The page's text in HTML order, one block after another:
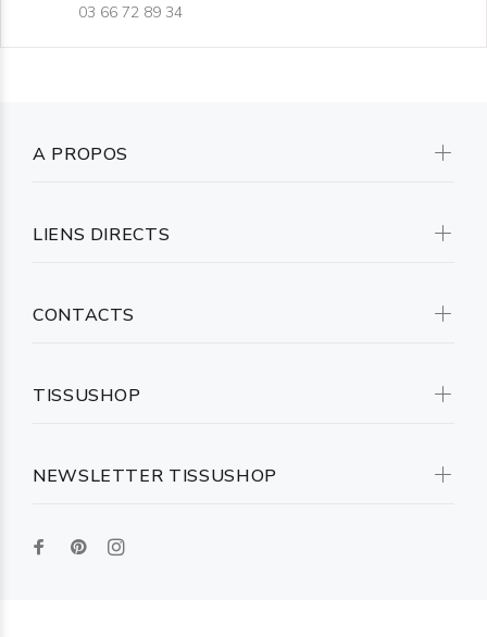
03 66 72 89 34
NEWSLETTER TISSUSHOP
A PROPOS
LIENS DIRECTS
CONTACTS
TISSUSHOP